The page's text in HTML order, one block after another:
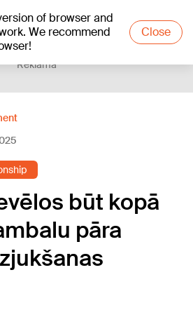
of browser and
We recommend
Close
Reklāma
būt kopā
pāra